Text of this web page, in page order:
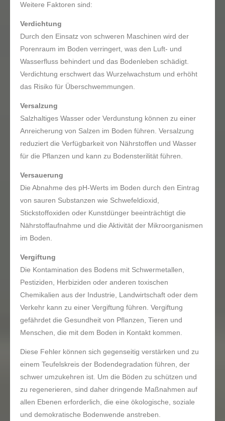
Weitere Faktoren sind:
Verdichtung
Durch den Einsatz von schweren Maschinen wird der
Porenraum im Boden verringert, was den Luft- und
Wasserfluss behindert und das Bodenleben schädigt.
Verdichtung erschwert das Wurzelwachstum und erhöht
das Risiko für Überschwemmungen.
Versalzung
Salzhaltiges Wasser oder Verdunstung können zu einer
Anreicherung von Salzen im Boden führen. Versalzung
reduziert die Verfügbarkeit von Nährstoffen und Wasser
für die Pflanzen und kann zu Bodensterilität führen.
Versauerung
Die Abnahme des pH-Werts im Boden durch den Eintrag
von sauren Substanzen wie Schwefeldioxid,
Stickstoffoxiden oder Kunstdünger beeinträchtigt die
Nährstoffaufnahme und die Aktivität der Mikroorganismen
im Boden.
Vergiftung
Die Kontamination des Bodens mit Schwermetallen,
Pestiziden, Herbiziden oder anderen toxischen
Chemikalien aus der Industrie, Landwirtschaft oder dem
Verkehr kann zu einer Vergiftung führen. Vergiftung
gefährdet die Gesundheit von Pflanzen, Tieren und
Menschen, die mit dem Boden in Kontakt kommen.
Diese Fehler können sich gegenseitig verstärken und zu
einem Teufelskreis der Bodendegradation führen, der
schwer umzukehren ist. Um die Böden zu schützen und
zu regenerieren, sind daher dringende Maßnahmen auf
allen Ebenen erforderlich, die eine ökologische, soziale
und demokratische Bodenwende anstreben.